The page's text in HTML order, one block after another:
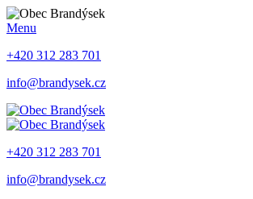
Menu
+420 312 283 701
info@brandysek.cz
+420 312 283 701
info@brandysek.cz